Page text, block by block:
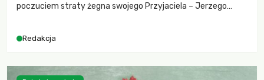
poczuciem straty żegna swojego Przyjaciela – Jerzego
Redakcja